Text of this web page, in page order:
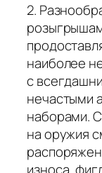
2.
наиболее
с
нечастыми
наборами.
на оружия